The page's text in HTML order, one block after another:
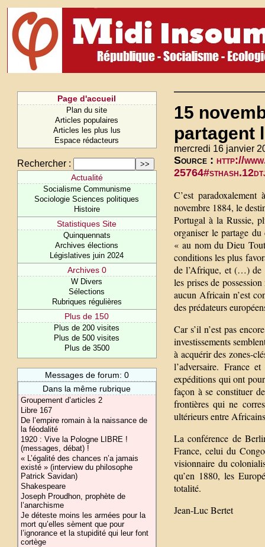
Page d'accueil
Plan du site
Articles populaires
Articles les plus lus
Espace rédacteurs
Rechercher :
Actualité
Socialisme Communisme
Sociologie Sciences politiques
Histoire
Statistiques Site
Quinquennats
Archives élections
Législatives juin 2024
Archives 0
W Divers
Sélections
Rubriques régulières
Plus de 150
Plus de 200 visites
Plus de 500 visites
Plus de 3500
Messages de forum: 0
Dans la même rubrique
Groupement d’articles 2
Libre 167
De l’empire romain à la naissance de
la féodalité
1920 : Vive la Pologne LIBRE !
(messages, débat) !
« L’égalité des chances n’a jamais
existé » (interview du philosophe
Patrick Savidan)
Shakespeare
Joseph Proudhon, prophète de
l’anarchisme
Je déteste moins les armées pour la
mort qu’elles sèment que pour
l’ignorance et la stupidité qui leur font
cortège
15
partagent
mercredi 16 janvier
Source : http://
C’est
novembre 1884, le
Portugal à la Russie,
organiser le partage
« au nom du Dieu
conditions les plus
de l’Afrique, et (…) de
les prises de
aucun Africain n’est
des prédateurs
Car s’il n’est pas
investissements
à acquérir des zones-
l’adversaire. France
expéditions qui ont
façon à se constituer
frontières qui ne
ultérieurs entre
La conférence de
France, celui du
visionnaire du
qu’en 1880, les
totalité.
Jean-Luc Bertet